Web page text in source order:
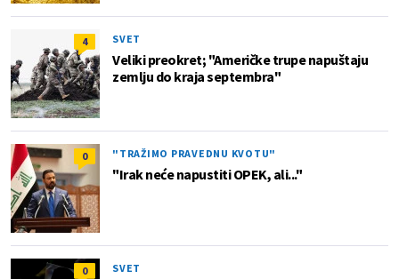
4 SVET
Veliki preokret; "Američke trupe napuštaju
zemlju do kraja septembra"
0 "TRAŽIMO PRAVEDNU KVOTU"
"Irak neće napustiti OPEK, ali..."
0 SVET